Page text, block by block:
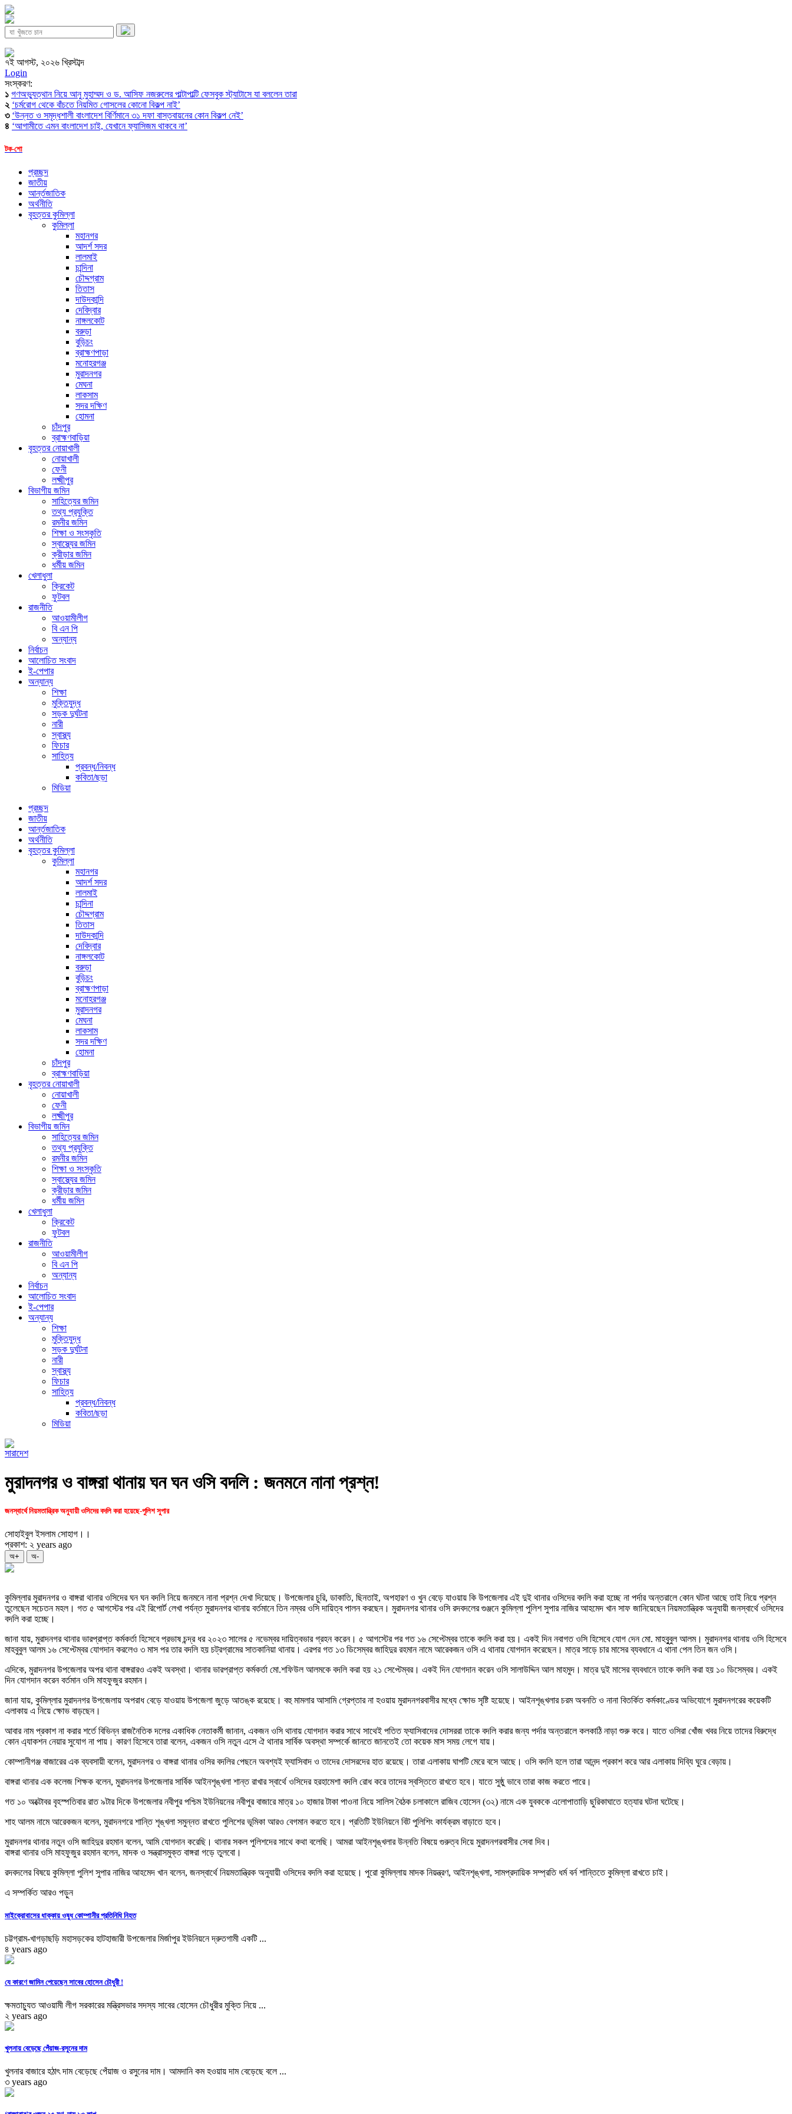
৭ই আগস্ট, ২০২৬ খ্রিস্টাব্দ
Login
সংস্করণ:
১ গণঅভ্যুত্থান নিয়ে আনু মুহাম্মদ ও ড. আসিফ নজরুলের পাল্টাপাল্টি ফেসবুক স্ট্যাটাসে যা বললেন তারা
২ ‘চর্মরোগ থেকে বাঁচতে নিয়মিত গোসলের কোনো বিকল্প নাই’
৩ ‘উন্নত ও সমৃদ্ধশালী বাংলাদেশ বির্ণিমানে ৩১ দফা বাস্তবায়নের কোন বিকল্প নেই’
৪ ‘আগামীতে এমন বাংলাদেশ চাই, যেখানে ফ্যাসিজম থাকবে না’
টক-শো
প্রচ্ছদ
জাতীয়
আর্ন্তজাতিক
অর্থনীতি
বৃহত্তর কুমিল্লা
কুমিল্লা
মহানগর
আদর্শ সদর
লালমাই
চান্দিনা
চৌদ্দগ্রাম
তিতাস
দাউদকান্দি
দেবিদ্বার
নাঙ্গলকোট
বরুড়া
বুড়িচং
ব্রাহ্মণপাড়া
মনোহরগঞ্জ
মুরাদনগর
মেঘনা
লাকসাম
সদর দক্ষিণ
হোমনা
চাঁদপুর
ব্রাহ্মণবাড়িয়া
বৃহত্তর নোয়াখালী
নোয়াখালী
ফেনী
লক্ষ্মীপুর
বিভাগীয় জমিন
সাহিত্যের জমিন
তথ্য প্রযুক্তি
রমনীর জমিন
শিক্ষা ও সংস্কৃতি
স্বাস্থ্যের জমিন
ক্রীড়ার জমিন
ধর্মীয় জমিন
খেলাধুলা
ক্রিকেট
ফুটবল
রাজনীতি
আওয়ামীলীগ
বি এন পি
অন্যান্য
নির্বাচন
আলোচিত সংবাদ
ই-পেপার
অন্যান্য
শিক্ষা
মুক্তিযুদ্ধ
সড়ক দুর্ঘটনা
নারী
স্বাস্থ্য
ফিচার
সাহিত্য
প্রবন্ধ/নিবন্ধ
কবিতা/ছড়া
মিডিয়া
প্রচ্ছদ
জাতীয়
আর্ন্তজাতিক
অর্থনীতি
বৃহত্তর কুমিল্লা
কুমিল্লা
মহানগর
আদর্শ সদর
লালমাই
চান্দিনা
চৌদ্দগ্রাম
তিতাস
দাউদকান্দি
দেবিদ্বার
নাঙ্গলকোট
বরুড়া
বুড়িচং
ব্রাহ্মণপাড়া
মনোহরগঞ্জ
মুরাদনগর
মেঘনা
লাকসাম
সদর দক্ষিণ
হোমনা
চাঁদপুর
ব্রাহ্মণবাড়িয়া
বৃহত্তর নোয়াখালী
নোয়াখালী
ফেনী
লক্ষ্মীপুর
বিভাগীয় জমিন
সাহিত্যের জমিন
তথ্য প্রযুক্তি
রমনীর জমিন
শিক্ষা ও সংস্কৃতি
স্বাস্থ্যের জমিন
ক্রীড়ার জমিন
ধর্মীয় জমিন
খেলাধুলা
ক্রিকেট
ফুটবল
রাজনীতি
আওয়ামীলীগ
বি এন পি
অন্যান্য
নির্বাচন
আলোচিত সংবাদ
ই-পেপার
অন্যান্য
শিক্ষা
মুক্তিযুদ্ধ
সড়ক দুর্ঘটনা
নারী
স্বাস্থ্য
ফিচার
সাহিত্য
প্রবন্ধ/নিবন্ধ
কবিতা/ছড়া
মিডিয়া
সারাদেশ
মুরাদনগর ও বাঙ্গরা থানায় ঘন ঘন ওসি বদলি : জনমনে নানা প্রশ্ন!
জনস্বার্থে নিয়মতান্ত্রিক অনুযায়ী ওসিদের বদলি করা হয়েছে-পুলিশ সুপার
সোহাইবুল ইসলাম সোহাগ।।
প্রকাশ: ২ years ago
অ+ অ-
কুমিল্লার মুরাদনগর ও বাঙ্গরা থানার ওসিদের ঘন ঘন বদলি নিয়ে জনমনে নানা প্রশ্ন দেখা দিয়েছে। উপজেলার চুরি, ডাকাতি, ছিনতাই, অপহারণ ও খুন বেড়ে যাওয়ায় কি উপজেলার এই দুই থানার ওসিদের বদলি করা হচ্ছে না পর্দার অন্তরালে কোন ঘটনা আছে তাই নিয়ে প্রশ্ন
তুলেছেন সচেতন মহল। গত ৫ আগস্টের পর এই রিপোর্ট লেখা পর্যন্ত মুরাদনগর থানায় বর্তমানে তিন নম্বর ওসি দায়িত্ব পালন করছেন। মুরাদনগর থানার ওসি রদবদলের গুঞ্জনে কুমিল্লা পুলিশ সুপার নাজির আহমেদ খান সাফ জানিয়েছেন নিয়মতান্ত্রিক অনুযায়ী জনস্বার্থে ওসিদের
বদলি করা হচ্ছে।
জানা যায়, মুরাদনগর থানার ভারপ্রাপ্ত কর্মকর্তা হিসেবে প্রভাষ চন্দ্র ধর ২০২৩ সালের ৫ নভেম্বর দায়িত্বভার গ্রহন করেন। ৫ আগস্টের পর গত ১৬ সেপ্টেম্বর তাকে বদলি করা হয়। একই দিন নবাগত ওসি হিসেবে যোগ দেন মো. মাহবুুবুল আলম। মুরাদনগর থানায় ওসি হিসেবে
মাহবুবুল আলম ১৬ সেপ্টেম্বর যোগদান করলেও ৩ মাস পর তার বদলি হয় চট্রগ্রামের সাতকানিয়া থানায়। এরপর গত ১৩ ডিসেম্বর জাহিদুর রহমান নামে আরেকজন ওসি এ থানায় যোগদান করেছেন। মাত্র সাড়ে চার মাসের ব্যবধানে এ থানা পেল তিন জন ওসি।
এদিকে, মুরাদনগর উপজেলার অপর থানা বাঙ্গরারও একই অবস্থা। থানার ভারপ্রাপ্ত কর্মকর্তা মো.শফিউল আলমকে বদলি করা হয় ২১ সেপ্টেম্বর। একই দিন যোগদান করেন ওসি সালাউদ্দিন আল মাহমুদ। মাত্র দুই মাসের ব্যবধানে তাকে বদলি করা হয় ১০ ডিসেম্বর। একই
দিন যোগদান করেন বর্তমান ওসি মাহফুজুর রহমান।
জানা যায়, কুমিল্লার মুরাদনগর উপজেলায় অপরাধ বেড়ে যাওয়ায় উপজেলা জুড়ে আতঙ্ক রয়েছে। বহু মামলার আসামি গ্রেপ্তার না হওয়ায় মুরাদনগরবাসীর মধ্যে ক্ষোভ সৃষ্টি হয়েছে। আইনশৃঙ্খলার চরম অবনতি ও নানা বিতর্কিত কর্মকাণ্ডের অভিযোগে মুরাদনগরের কয়েকটি
এলাকায় এ নিয়ে ক্ষোভ বাড়ছেন।
আবার নাম প্রকাশ না করার শর্তে বিভিন্ন রাজনৈতিক দলের একাধিক নেতাকর্মী জানান, একজন ওসি থানায় যোগদান করার সাথে সাথেই পতিত ফ্যাসিবাদের দোসররা তাকে বদলি করার জন্য পর্দার অন্তরালে কলকাঠি নাড়া শুরু করে। যাতে ওসিরা খোঁজ খবর নিয়ে তাদের বিরুদ্ধে
কোন এ্যাকশন নেয়ার সুযোগ না পায়। কারণ হিসেবে তারা বলেন, একজন ওসি নতুন এসে ঐ থানার সার্বিক অবস্থা সম্পর্কে জানতে জানতেই তো কয়েক মাস সময় লেগে যায়।
কোম্পানীগঞ্জ বাজারের এক ব্যবসায়ী বলেন, মুরাদনগর ও বাঙ্গরা থানার ওসির বদলির পেছনে অবশ্যই ফ্যাসিবাদ ও তাদের দোসরদের হাত রয়েছে। তারা এলাকায় ঘাপটি মেরে বসে আছে। ওসি বদলি হলে তারা আনন্দ প্রকাশ করে আর এলাকায় দিব্যি ঘুরে বেড়ায়।
বাঙ্গরা থানার এক কলেজ শিক্ষক বলেন, মুরাদনগর উপজেলার সার্বিক আইনশৃঙ্খলা শান্ত রাখার স্বার্থে ওসিদের হরহামেশা বদলি রোধ করে তাদের স্বস্তিতে রাখতে হবে। যাতে সুষ্ঠু ভাবে তারা কাজ করতে পারে।
গত ১০ অক্টোবর বৃহস্পতিবার রাত ৯টার দিকে উপজেলার নবীপুর পশ্চিম ইউনিয়নের নবীপুর বাজারে মাত্র ১০ হাজার টাকা পাওনা নিয়ে সালিস বৈঠক চলাকালে রাজিব হোসেন (৩২) নামে এক যুবককে এলোপাতাড়ি ছুরিকাঘাতে হত্যার ঘটনা ঘটেছে।
শাহ আলম নামে আরেকজন বলেন, মুরাদনগরে শান্তি শৃঙ্খলা সমুন্নত রাখতে পুলিশের ভূমিকা আরও বেগমান করতে হবে। প্রতিটি ইউনিয়নে বিট পুলিশিং কার্যক্রম বাড়াতে হবে।
মুরাদনগর থানার নতুন ওসি জাহিদুর রহমান বলেন, আমি যোগদান করেছি। থানার সকল পুলিশদের সাথে কথা বলেছি। আমরা আইনশৃঙ্খলার উন্নতি বিষয়ে গুরুত্ব দিয়ে মুরাদনগরবাসীর সেবা দিব।
বাঙ্গরা থানার ওসি মাহফুজুর রহমান বলেন, মাদক ও সন্ত্রাসমুক্ত বাঙ্গরা গড়ে তুলবো।
রদবদলের বিষয়ে কুমিল্লা পুলিশ সুপার নাজির আহমেদ খান বলেন, জনস্বার্থে নিয়মতান্ত্রিক অনুযায়ী ওসিদের বদলি করা হয়েছে। পুরো কুমিল্লায় মাদক নিয়ন্ত্রণ, আইনশৃঙ্খলা, সামপ্রদায়িক সম্প্রতি ধর্ম বর্ন শান্তিতে কুমিল্লা রাখতে চাই।
এ সম্পর্কিত আরও পড়ুন
মাইক্রোবাসের ধাক্কায় ওষুধ কোম্পানীর প্রতিনিধি নিহত
চট্টগ্রাম-খাগড়াছড়ি মহাসড়কের হাটহাজারী উপজেলার মির্জাপুর ইউনিয়নে দ্রুতগামী একটি ...
৪ years ago
যে কারণে জামিন পেয়েছেন সাবের হোসেন চৌধুরী !
ক্ষমতাচ্যুত আওয়ামী লীগ সরকারের মন্ত্রিসভার সদস্য সাবের হোসেন চৌধুরীর মুক্তি নিয়ে ...
২ years ago
খুলনায় বেড়েছে পেঁয়াজ-রসুনের দাম
খুলনার বাজারে হঠাৎ দাম বেড়েছে পেঁয়াজ ও রসুনের দাম। আমদানি কম হওয়ায় দাম বেড়েছে বলে ...
৩ years ago